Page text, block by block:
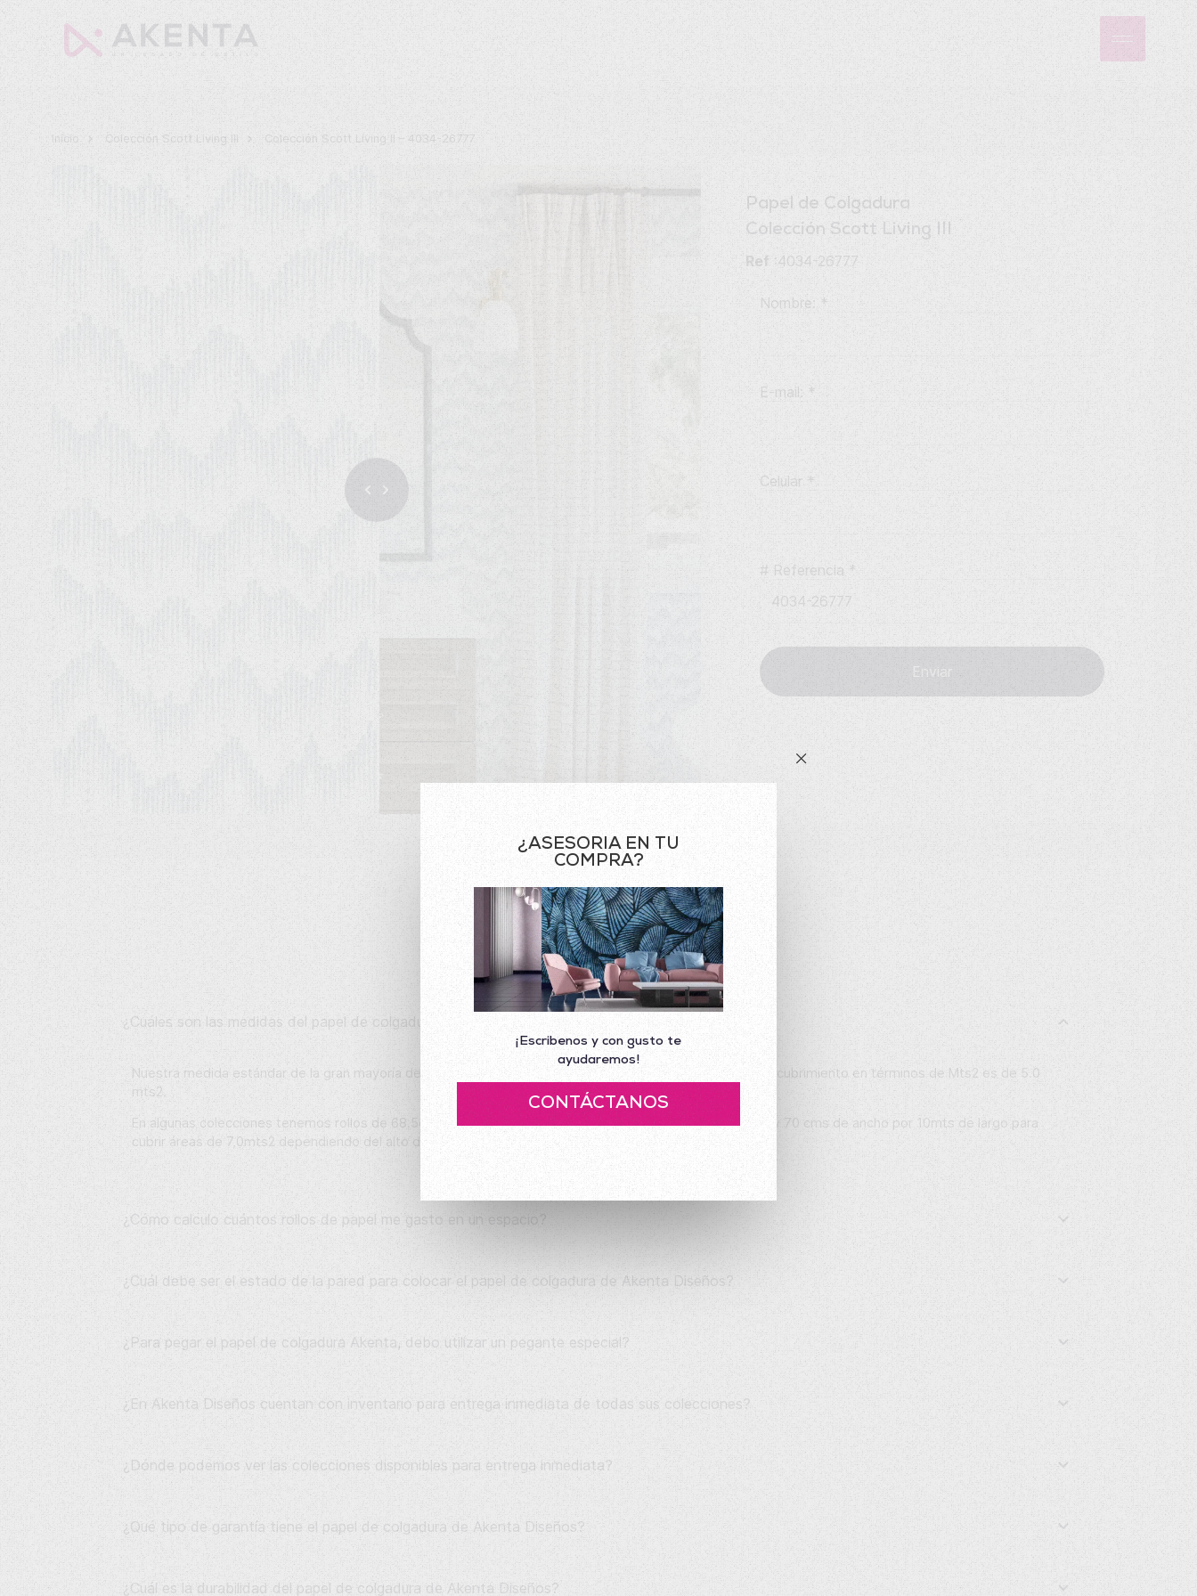
Inicio Colección Scott Living III Colección Scott Living II – 4034-26777
Papel de Colgadura
Colección Scott Living III
Ref :4034-26777
Nombre: *
E-mail: *
Celular *
# Referencia *
Enviar
Preguntas Frecuentes
¿Cuáles son las medidas del papel de colgadura de Akenta Diseños?
Nuestra medida estándar de la gran mayoría de referencias es de 53CM de Ancho por 10 Mts de largo, el cubrimiento en términos de Mts2 es de 5.0
mts2.
En algunas colecciones tenemos rollos de 68.5cms de ancho por 8,26mts2 para cubrir áreas de 5,4mts2 y 70 cms de ancho por 10mts de largo para
cubrir áreas de 7,0mts2 dependiendo del alto de la pared respectivamente.
¿Cómo calculo cuántos rollos de papel me gasto en un espacio?
¿Cuál debe ser el estado de la pared para colocar el papel de colgadura de Akenta Diseños?
¿Para pegar el papel de colgadura Akenta, debo utilizar un pegante especial?
¿En Akenta Diseños cuentan con inventario para entrega inmediata de todas sus colecciones?
¿Dónde podemos ver las colecciones disponibles para entrega inmediata?
¿Qué tipo de garantía tiene el papel de colgadura de Akenta Diseños?
¿Cuál es la durabilidad del papel de colgadura de Akenta Diseños?
¿ASESORIA EN TU
COMPRA?
¡Escribenos y con gusto te
ayudaremos!
CONTÁCTANOS